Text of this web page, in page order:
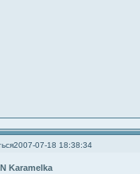
2007-07-18 18:38:34
Karamelka